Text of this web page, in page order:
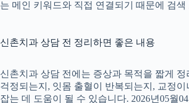
는 메인 키워드와 직접 연결되기 때문에 검
신촌치과 상담 전 정리하면 좋은 내용
신촌치과 상담 전에는 증상과 목적을 짧게
걱정되는지, 잇몸 출혈이 반복되는지, 교정
잡는 데 도움이 될 수 있습니다. 2026년05월